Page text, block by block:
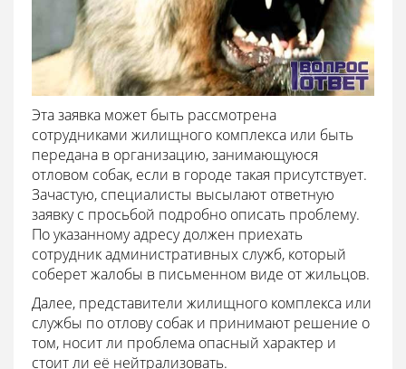
Эта заявка может быть рассмотрена
сотрудниками жилищного комплекса или быть
передана в организацию, занимающуюся
отловом собак, если в городе такая присутствует.
Зачастую, специалисты высылают ответную
заявку с просьбой подробно описать проблему.
По указанному адресу должен приехать
сотрудник административных служб, который
соберет жалобы в письменном виде от жильцов.
Далее, представители жилищного комплекса или
службы по отлову собак и принимают решение о
том, носит ли проблема опасный характер и
стоит ли её нейтрализовать.